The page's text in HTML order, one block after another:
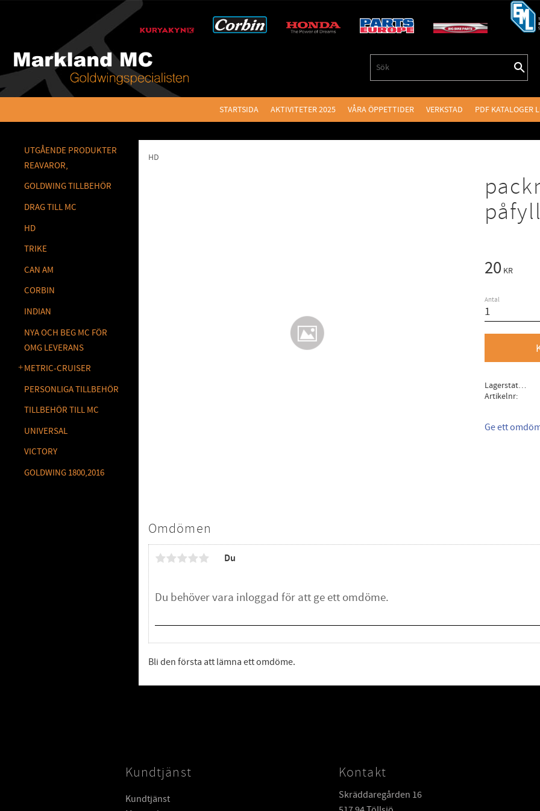
STARTSIDA AKTIVITETER 2025 VÅRA ÖPPETTIDER VERKSTAD PDF KATALOGER
HD
20KR
Antal
Lagerstatus
Artikelnr
Ge ett
Omdömen
Du
Bli den första att lämna ett omdöme.
UTGÅENDE PRODUKTER
REAVAROR,
GOLDWING TILLBEHÖR
DRAG TILL MC
HD
TRIKE
CAN AM
CORBIN
INDIAN
NYA OCH BEG MC FÖR
OMG LEVERANS
METRIC-CRUISER
PERSONLIGA TILLBEHÖR
TILLBEHÖR TILL MC
UNIVERSAL
VICTORY
GOLDWING 1800,2016
Kundtjänst
Kundtjänst
Kontakt
Skräddaregården 16